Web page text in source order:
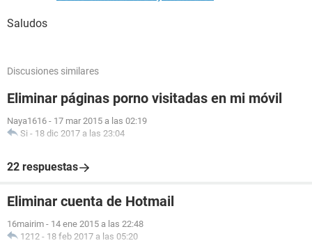
Saludos
Discusiones similares
Eliminar páginas porno visitadas en mi móvil
Naya1616 - 17 mar 2015 a las 02:19
Si - 18 dic 2017 a las 23:04
22 respuestas
Eliminar cuenta de Hotmail
16mairim - 14 ene 2015 a las 22:48
1212 - 18 feb 2017 a las 05:20